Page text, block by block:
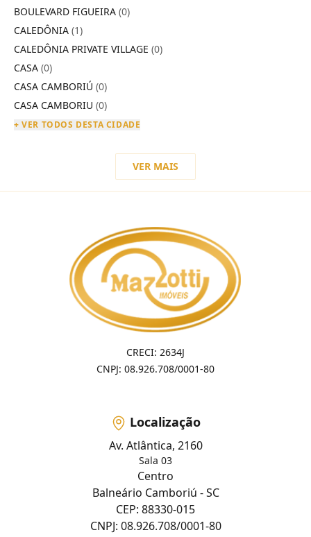
BOULEVARD FIGUEIRA (0)
CALEDÔNIA (1)
CALEDÔNIA PRIVATE VILLAGE (0)
CASA (0)
CASA CAMBORIÚ (0)
CASA CAMBORIU (0)
+ VER TODOS DESTA CIDADE
VER MAIS
CRECI: 2634J
CNPJ: 08.926.708/0001-80
Localização
Av. Atlântica, 2160
Sala 03
Centro
Balneário Camboriú - SC
CEP: 88330-015
CNPJ: 08.926.708/0001-80